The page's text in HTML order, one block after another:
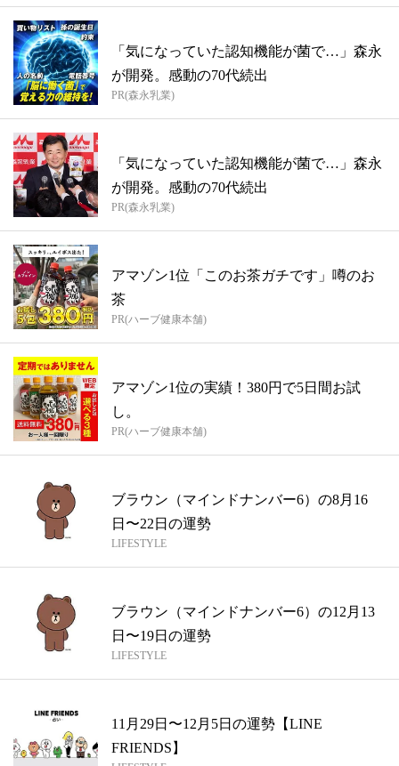
「気になっていた認知機能が菌で…」森永
が開発。感動の70代続出
PR(森永乳業)
「気になっていた認知機能が菌で…」森永
が開発。感動の70代続出
PR(森永乳業)
アマゾン1位「このお茶ガチです」噂のお
茶
PR(ハーブ健康本舗)
アマゾン1位の実績！380円で5日間お試
し。
PR(ハーブ健康本舗)
ブラウン（マインドナンバー6）の8月16
日〜22日の運勢
LIFESTYLE
ブラウン（マインドナンバー6）の12月13
日〜19日の運勢
LIFESTYLE
11月29日〜12月5日の運勢【LINE
FRIENDS】